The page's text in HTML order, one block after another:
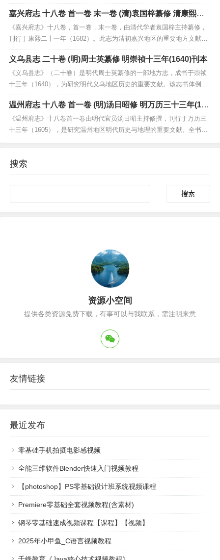
全书涵盖疆域沿革、山川形胜、官师政绩、田赋物产、风俗人物等内
容，史料详实，体例严谨。拾遗一卷更补充旧志未备之处，增录民间传
说与地方掌故，具有较高的文献辑佚价值。该志不仅反映...
嘉兴府志 十八卷 首一卷 末一卷 (清)袁国梓纂修 清康熙二
十一年(1682)刊本
《嘉兴府志》十八卷，首一卷，末一卷，由清代学者袁国梓主持纂修，
刊行于康熙二十一年（1682）。此志为清初嘉兴地区的重要地方文献，
体例完备，内容广博，全面记载了嘉兴府的历史沿革、地理山川、经济
物产、人文风俗、职官选举及艺文杂记等。袁国梓以严谨的史学态度，
广泛采撷旧志资料，并结合实地考察，对前志讹误多有...
义乌县志 二十卷 (明)周士英纂修 明崇祯十三年(1640)刊本
《义乌县志》（二十卷）是明代周士英纂修的一部地方志，成书于崇祯
十三年（1640），为研究明代义乌地区历史的重要文献。该志书体例严
谨，内容涵盖疆域沿革、山川地理、风俗物产、职官科举、人物传记等
诸多方面，系统保存了当时义乌地区的自然与社会状况。周士英在修撰
过程中注重考据与实录，兼具史实性与教化意义，是了...
温州府志 十八卷 首一卷 (明)汤日昭修 明万历三十三年(160
5)刊本
《温州府志》十八卷首一卷由明代官员汤日昭主持修撰，刊行于万历三
十三年（1605），是研究温州地区明代历史与地理的重要文献。全书体
代方志传统，又增补明代新政资料，对地方行政制度、...
搜索
资源小空间
提供各类资源免费下载，有事可以与我联系，需注明来意
友情链接
最近发布
零基础手机拍摄电影感视频
全能三维软件Blender快速入门视频教程
【photoshop】PS零基础设计班系统视频课程
Premiere零基础全套视频教程(含素材)
钢琴零基础速成视频课程【课程】【视频】
2025年小甲鱼_C语言视频教程